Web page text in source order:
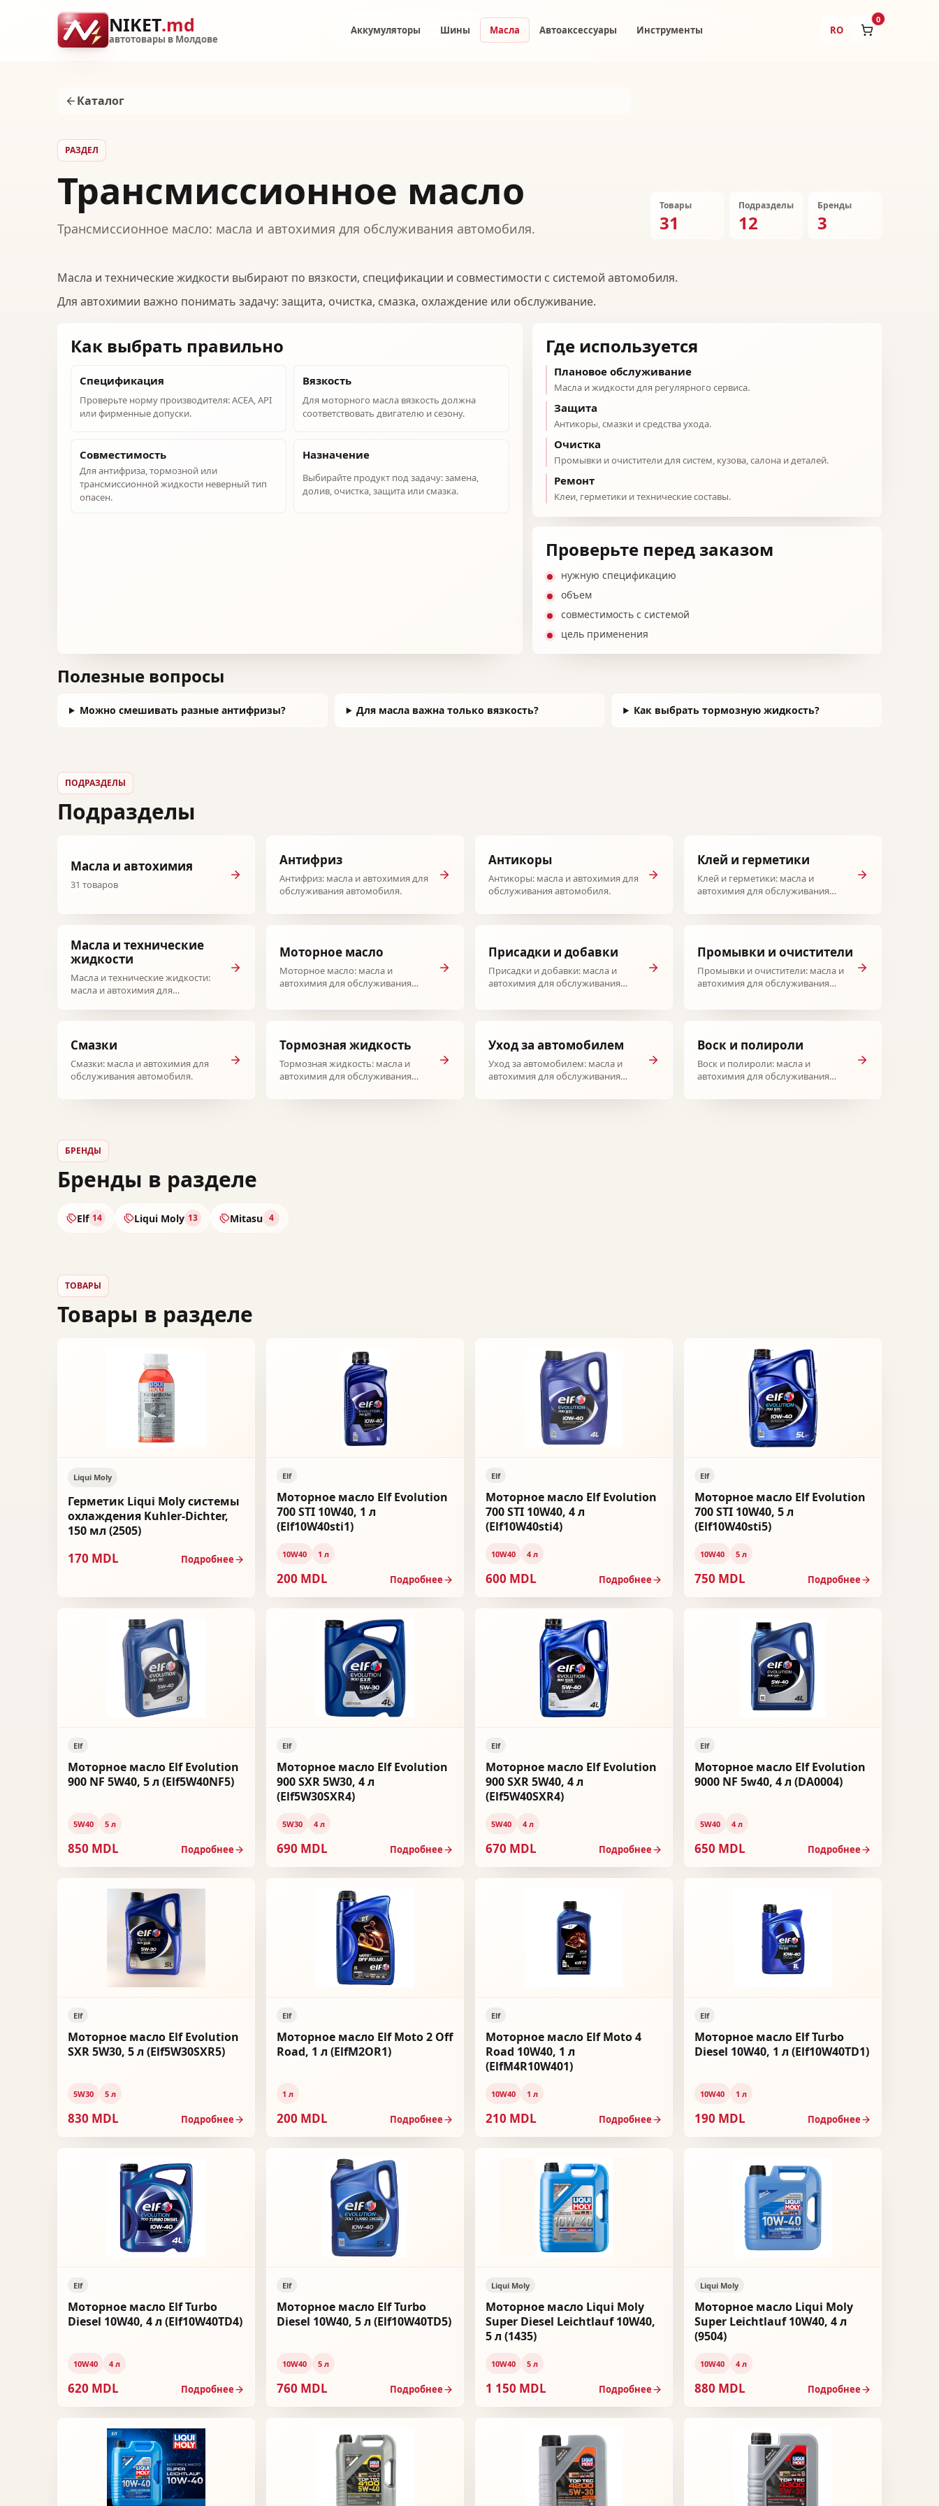
NIKET.md
автотовары в Молдове
Аккумуляторы Шины Масла Автоаксессуары Инструменты RO
0
Каталог
РАЗДЕЛ
Трансмиссионное масло
Трансмиссионное масло: масла и автохимия для обслуживания автомобиля.
Товары
31
Подразделы
12
Бренды
3
Масла и технические жидкости выбирают по вязкости, спецификации и совместимости с системой автомобиля.
Для автохимии важно понимать задачу: защита, очистка, смазка, охлаждение или обслуживание.
Как выбрать правильно
Спецификация
Проверьте норму производителя: ACEA, API
или фирменные допуски.
Вязкость
Для моторного масла вязкость должна
соответствовать двигателю и сезону.
Совместимость
Для антифриза, тормозной или
трансмиссионной жидкости неверный тип
опасен.
Назначение
Выбирайте продукт под задачу: замена,
долив, очистка, защита или смазка.
Где используется
Плановое обслуживание
Масла и жидкости для регулярного сервиса.
Защита
Антикоры, смазки и средства ухода.
Очистка
Промывки и очистители для систем, кузова, салона и деталей.
Ремонт
Клеи, герметики и технические составы.
Проверьте перед заказом
нужную спецификацию
объем
совместимость с системой
цель применения
Полезные вопросы
Можно смешивать разные антифризы? Для масла важна только вязкость? Как выбрать тормозную жидкость?
ПОДРАЗДЕЛЫ
Подразделы
Масла и автохимия
31 товаров
Антифриз
Антифриз: масла и автохимия для
обслуживания автомобиля.
Антикоры
Антикоры: масла и автохимия для
обслуживания автомобиля.
Клей и герметики
Клей и герметики: масла и
автохимия для обслуживания
Масла и технические
жидкости
Масла и технические жидкости:
масла и автохимия для
Моторное масло
Моторное масло: масла и
автохимия для обслуживания
Присадки и добавки
Присадки и добавки: масла и
автохимия для обслуживания
Промывки и очистители
Промывки и очистители: масла и
автохимия для обслуживания
Смазки
Смазки: масла и автохимия для
обслуживания автомобиля.
Тормозная жидкость
Тормозная жидкость: масла и
автохимия для обслуживания
Уход за автомобилем
Уход за автомобилем: масла и
автохимия для обслуживания
Воск и полироли
Воск и полироли: масла и
автохимия для обслуживания
БРЕНДЫ
Бренды в разделе
Elf 14 Liqui Moly 13 Mitasu 4
ТОВАРЫ
Товары в разделе
Liqui Moly
Герметик Liqui Moly системы
охлаждения Kuhler-Dichter,
150 мл (2505)
170 MDL Подробнее
Elf
Моторное масло Elf Evolution
700 STI 10W40, 1 л
(Elf10W40sti1)
10W40 1 л
200 MDL Подробнее
Elf
Моторное масло Elf Evolution
700 STI 10W40, 4 л
(Elf10W40sti4)
10W40 4 л
600 MDL Подробнее
Elf
Моторное масло Elf Evolution
700 STI 10W40, 5 л
(Elf10W40sti5)
10W40 5 л
750 MDL Подробнее
Elf
Моторное масло Elf Evolution
900 NF 5W40, 5 л (Elf5W40NF5)
5W40 5 л
850 MDL Подробнее
Elf
Моторное масло Elf Evolution
900 SXR 5W30, 4 л
(Elf5W30SXR4)
5W30 4 л
690 MDL Подробнее
Elf
Моторное масло Elf Evolution
900 SXR 5W40, 4 л
(Elf5W40SXR4)
5W40 4 л
670 MDL Подробнее
Elf
Моторное масло Elf Evolution
9000 NF 5w40, 4 л (DA0004)
5W40 4 л
650 MDL Подробнее
Elf
Моторное масло Elf Evolution
SXR 5W30, 5 л (Elf5W30SXR5)
5W30 5 л
830 MDL Подробнее
Elf
Моторное масло Elf Moto 2 Off
Road, 1 л (ElfM2OR1)
1 л
200 MDL Подробнее
Elf
Моторное масло Elf Moto 4
Road 10W40, 1 л
(ElfM4R10W401)
10W40 1 л
210 MDL Подробнее
Elf
Моторное масло Elf Turbo
Diesel 10W40, 1 л (Elf10W40TD1)
10W40 1 л
190 MDL Подробнее
Elf
Моторное масло Elf Turbo
Diesel 10W40, 4 л (Elf10W40TD4)
10W40 4 л
620 MDL Подробнее
Elf
Моторное масло Elf Turbo
Diesel 10W40, 5 л (Elf10W40TD5)
10W40 5 л
760 MDL Подробнее
Liqui Moly
Моторное масло Liqui Moly
Super Diesel Leichtlauf 10W40,
5 л (1435)
10W40 5 л
1 150 MDL Подробнее
Liqui Moly
Моторное масло Liqui Moly
Super Leichtlauf 10W40, 4 л
(9504)
10W40 4 л
880 MDL Подробнее